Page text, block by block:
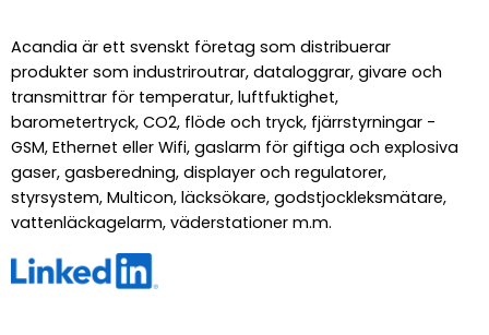
Acandia är ett svenskt företag som distribuerar
produkter som industriroutrar, dataloggrar, givare och
transmittrar för temperatur, luftfuktighet,
barometertryck, CO2, flöde och tryck, fjärrstyrningar -
GSM, Ethernet eller Wifi, gaslarm för giftiga och explosiva
gaser, gasberedning, displayer och regulatorer,
styrsystem, Multicon, läcksökare, godstjockleksmätare,
vattenläckagelarm, väderstationer m.m.